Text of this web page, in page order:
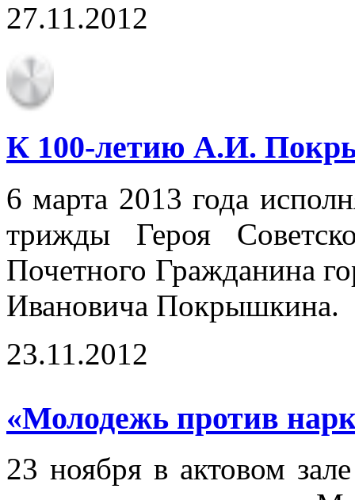
27.11.2012
К 100-летию А.И.
6 марта 2013 года
трижды Героя
Почетного Гражданина
Ивановича Покрышкина.
23.11.2012
«Молодежь против
23 ноября в актовом